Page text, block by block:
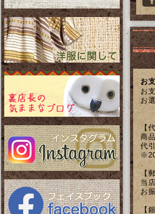
お
お
お
【
商
代
【
当
お
【